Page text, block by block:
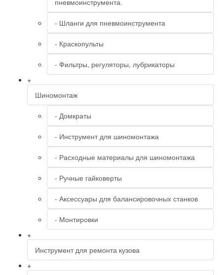
пневмоинструмента.
- Шланги для пневмоинструмента
- Краскопульты
- Фильтры, регуляторы, лубрикаторы
+
Шиномонтаж
- Домкраты
- Инструмент для шиномонтажа
- Расходные материалы для шиномонтажа
- Ручные гайковерты
- Аксессуары для балансировочных станков
- Монтировки
+
Инструмент для ремонта кузова
+